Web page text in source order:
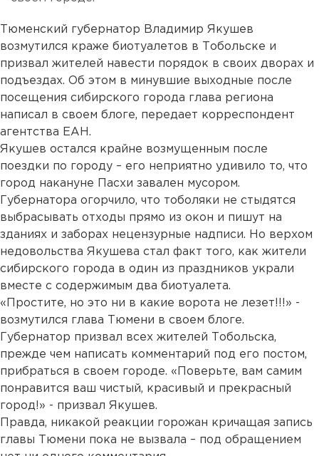
Тюменский губернатор Владимир Якушев
возмутился краже биотуалетов в Тобольске и
призвал жителей навести порядок в своих дворах и
подъездах. Об этом в минувшие выходные после
посещения сибирского города глава региона
написал в своем блоге, передает корреспондент
агентства ЕАН.
Якушев остался крайне возмущенным после
поездки по городу – его неприятно удивило то, что
город накануне Пасхи завален мусором.
Губернатора огорчило, что тоболяки не стыдятся
выбрасывать отходы прямо из окон и пишут на
зданиях и заборах нецензурные надписи. Но верхом
недовольства Якушева стал факт того, как жители
сибирского города в один из праздников украли
вместе с содержимым два биотуалета.
«Простите, но это ни в какие ворота не лезет!!!» -
возмутился глава Тюмени в своем блоге.
Губернатор призвал всех жителей Тобольска,
прежде чем написать комментарий под его постом,
прибраться в своем городе. «Поверьте, вам самим
понравится ваш чистый, красивый и прекрасный
город!» - призвал Якушев.
Правда, никакой реакции горожан кричащая запись
главы Тюмени пока не вызвала – под обращением